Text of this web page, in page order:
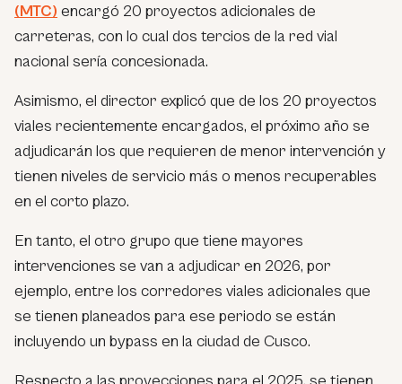
(MTC) encargó 20 proyectos adicionales de
carreteras, con lo cual dos tercios de la red vial
nacional sería concesionada.
Asimismo, el director explicó que de los 20 proyectos
viales recientemente encargados, el próximo año se
adjudicarán los que requieren de menor intervención y
tienen niveles de servicio más o menos recuperables
en el corto plazo.
En tanto, el otro grupo que tiene mayores
intervenciones se van a adjudicar en 2026, por
ejemplo, entre los corredores viales adicionales que
se tienen planeados para ese periodo se están
incluyendo un bypass en la ciudad de Cusco.